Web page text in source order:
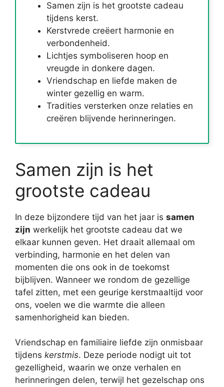
Samen zijn is het grootste cadeau
tijdens kerst.
Kerstvrede creëert harmonie en
verbondenheid.
Lichtjes symboliseren hoop en
vreugde in donkere dagen.
Vriendschap en liefde maken de
winter gezellig en warm.
Tradities versterken onze relaties en
creëren blijvende herinneringen.
Samen zijn is het
grootste cadeau
In deze bijzondere tijd van het jaar is samen
zijn werkelijk het grootste cadeau dat we
elkaar kunnen geven. Het draait allemaal om
verbinding, harmonie en het delen van
momenten die ons ook in de toekomst
bijblijven. Wanneer we rondom de gezellige
tafel zitten, met een geurige kerstmaaltijd voor
ons, voelen we die warmte die alleen
samenhorigheid kan bieden.
Vriendschap en familiaire liefde zijn onmisbaar
tijdens kerstmis. Deze periode nodigt uit tot
gezelligheid, waarin we onze verhalen en
herinneringen delen, terwijl het gezelschap ons